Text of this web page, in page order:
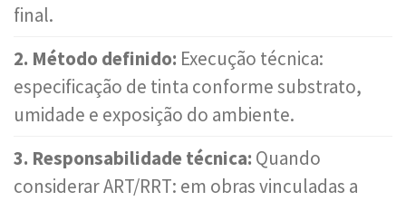
final.
2. Método definido: Execução técnica:
especificação de tinta conforme substrato,
umidade e exposição do ambiente.
3. Responsabilidade técnica: Quando
considerar ART/RRT: em obras vinculadas a